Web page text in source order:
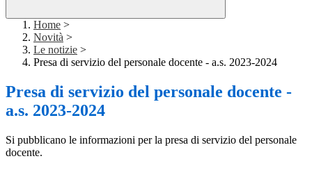
Home >
Novità >
Le notizie >
Presa di servizio del personale docente - a.s. 2023-2024
Presa di servizio del personale docente -
a.s. 2023-2024
Si pubblicano le informazioni per la presa di servizio del personale
docente.